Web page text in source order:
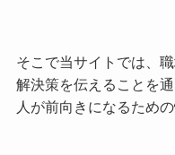
そこで当サイトでは、
解決策を伝えることを
人が前向きになるため